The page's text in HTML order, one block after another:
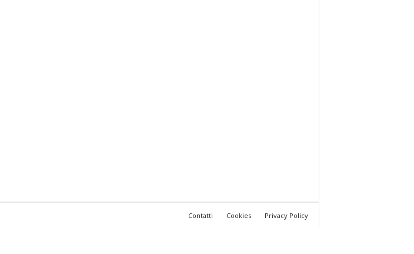
Contatti Cookies Privacy Policy